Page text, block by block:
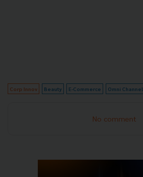
Corp Innov Beauty E-Commerce Omni Channel
No comment